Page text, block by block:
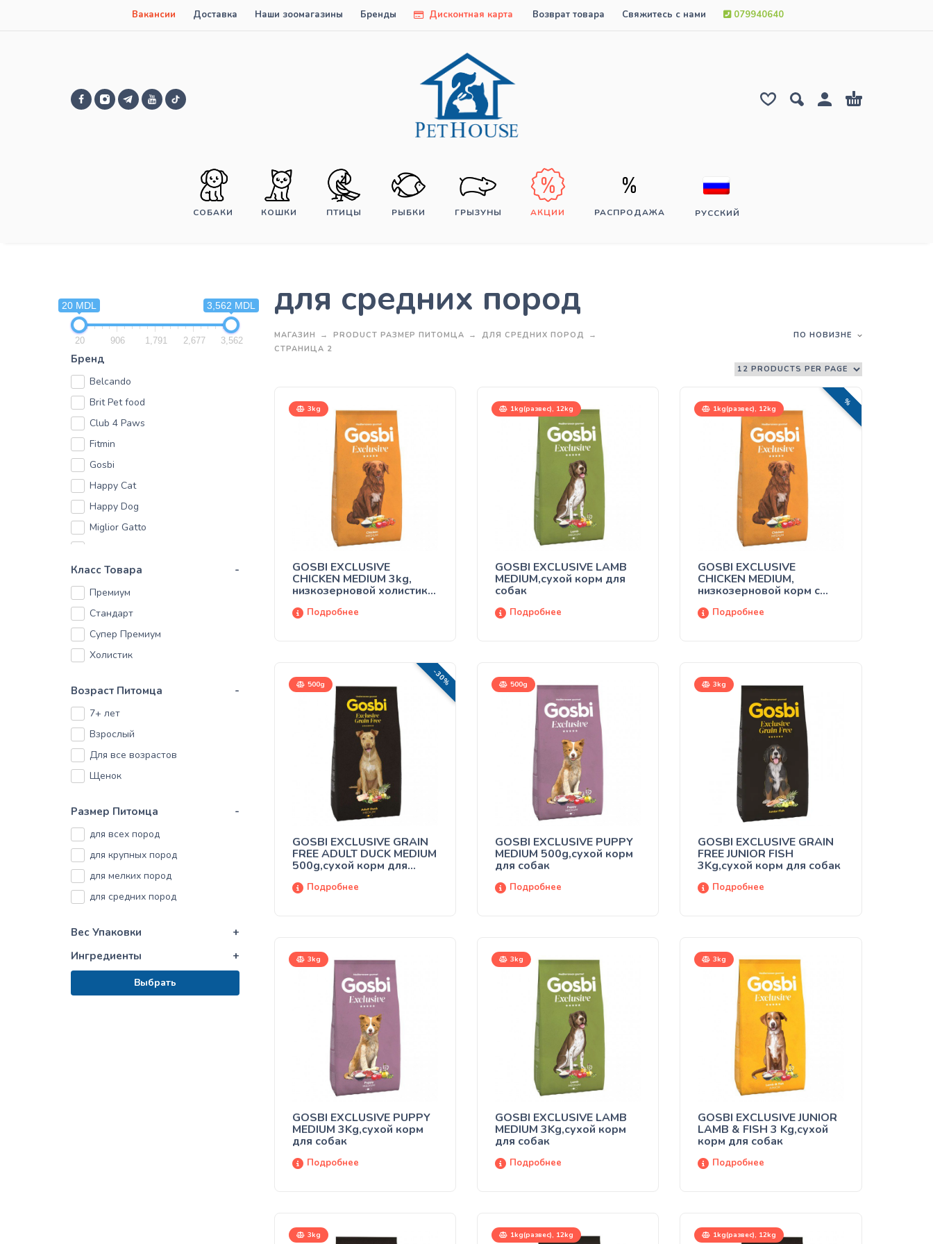
Вакансии Доставка Наши зоомагазины Бренды Дисконтная карта Возврат товара Свяжитесь с нами 079940640
СОБАКИ КОШКИ ПТИЦЫ РЫБКИ ГРЫЗУНЫ АКЦИИ РАСПРОДАЖА РУССКИЙ
20 MDL 3,562 MDL
20 906 1,791 2,677 3,562
Бренд
Belcando
Brit Pet food
Club 4 Paws
Fitmin
Gosbi
Happy Cat
Happy Dog
Miglior Gatto
Primordial
ProPlan
PURE NURTURE
Purina
Quattro
Royal Canin
Savory
Класс Товара -
Премиум
Стандарт
Супер Премиум
Холистик
Возраст Питомца -
7+ лет
Взрослый
Для все возрастов
Щенок
Размер Питомца -
для всех пород
для крупных пород
для мелких пород
для средних пород
Вес Упаковки
+
Ингредиенты
+
Выбрать
для средних пород
МАГАЗИН PRODUCT РАЗМЕР ПИТОМЦА
ДЛЯ СРЕДНИХ ПОРОД
СТРАНИЦА 2
ПО НОВИЗНЕ
3kg
GOSBI EXCLUSIVE
CHICKEN MEDIUM 3kg,
низкозерновой холистик
взрослых собак средних
Подробнее
1kg(развес), 12kg
GOSBI EXCLUSIVE LAMB
MEDIUM,сухой корм для
собак
Подробнее
1kg(развес), 12kg
РАСПРОДАЖА!
GOSBI EXCLUSIVE
CHICKEN MEDIUM,
низкозерновой корм с
собак средних пород
Подробнее
500g -30%
GOSBI EXCLUSIVE GRAIN
FREE ADULT DUCK MEDIUM
500g,сухой корм для
Подробнее
500g
GOSBI EXCLUSIVE PUPPY
MEDIUM 500g,сухой корм
для собак
Подробнее
3kg
GOSBI EXCLUSIVE GRAIN
FREE JUNIOR FISH
3Kg,сухой корм для собак
Подробнее
3kg
GOSBI EXCLUSIVE PUPPY
MEDIUM 3Kg,сухой корм
для собак
Подробнее
3kg
GOSBI EXCLUSIVE LAMB
MEDIUM 3Kg,сухой корм
для собак
Подробнее
3kg
GOSBI EXCLUSIVE JUNIOR
LAMB & FISH 3 Kg,сухой
корм для собак
Подробнее
3kg 1kg(развес), 12kg 1kg(развес), 12kg